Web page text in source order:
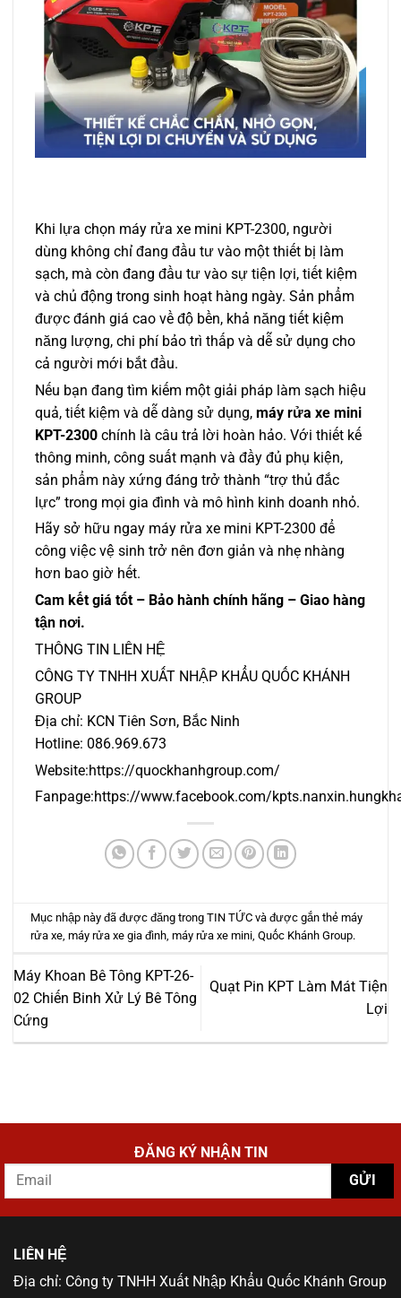
Khi lựa chọn máy rửa xe mini KPT-2300, người
dùng không chỉ đang đầu tư vào một thiết bị làm
sạch, mà còn đang đầu tư vào sự tiện lợi, tiết kiệm
và chủ động trong sinh hoạt hàng ngày. Sản phẩm
được đánh giá cao về độ bền, khả năng tiết kiệm
năng lượng, chi phí bảo trì thấp và dễ sử dụng cho
cả người mới bắt đầu.
Nếu bạn đang tìm kiếm một giải pháp làm sạch hiệu
quả, tiết kiệm và dễ dàng sử dụng, máy rửa xe mini
KPT-2300 chính là câu trả lời hoàn hảo. Với thiết kế
thông minh, công suất mạnh và đầy đủ phụ kiện,
sản phẩm này xứng đáng trở thành “trợ thủ đắc
lực” trong mọi gia đình và mô hình kinh doanh nhỏ.
Hãy sở hữu ngay máy rửa xe mini KPT-2300 để
công việc vệ sinh trở nên đơn giản và nhẹ nhàng
hơn bao giờ hết.
Cam kết giá tốt – Bảo hành chính hãng – Giao hàng
tận nơi.
THÔNG TIN LIÊN HỆ
CÔNG TY TNHH XUẤT NHẬP KHẨU QUỐC KHÁNH
GROUP
Địa chỉ: KCN Tiên Sơn, Bắc Ninh
Hotline: 086.969.673
Website:https://quockhanhgroup.com/
Fanpage:https://www.facebook.com/
Mục nhập này đã được đăng trongTIN TỨC và được gắn thẻmáy
rửa xe ,máy rửa xe gia đình ,máy rửa xe mini ,Quốc Khánh Group.
Máy Khoan Bê Tông KPT-26-
02 Chiến Binh Xử Lý Bê Tông
Cứng
Quạt Pin KPT Làm Mát Tiện
Lợi
ĐĂNG KÝ NHẬN TIN
LIÊN HỆ
Địa chỉ: Công ty TNHH Xuất Nhập Khẩu Quốc Khánh Group